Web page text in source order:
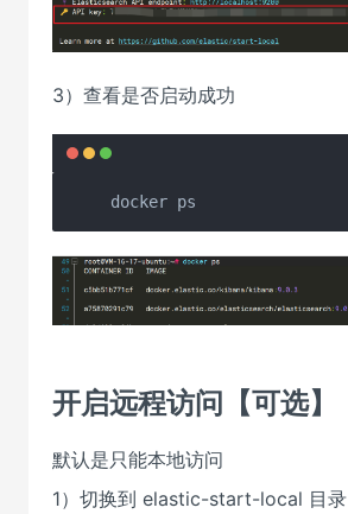
3）查看是否启动成功
docker ps
开启远程访问【可选】
默认是只能本地访问
1）切换到 elastic-start-local 目录